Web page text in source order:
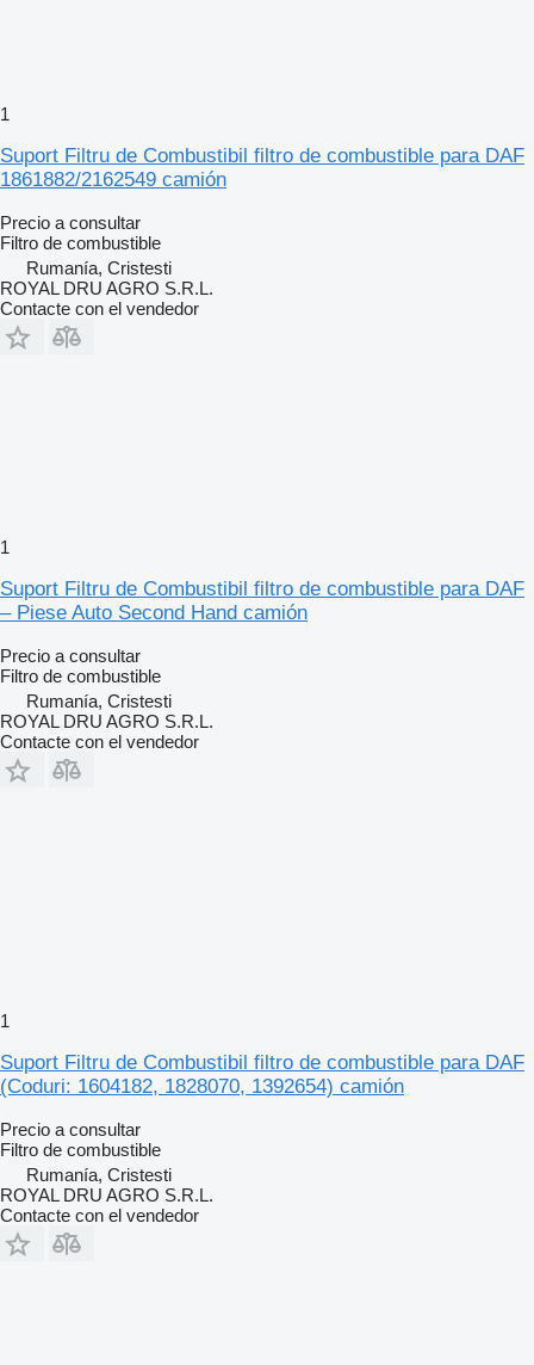
1
Suport Filtru de Combustibil filtro de combustible para DAF
1861882/2162549 camión
Precio a consultar
Filtro de combustible
Rumanía, Cristesti
ROYAL DRU AGRO S.R.L.
Contacte con el vendedor
1
Suport Filtru de Combustibil filtro de combustible para DAF
– Piese Auto Second Hand camión
Precio a consultar
Filtro de combustible
Rumanía, Cristesti
ROYAL DRU AGRO S.R.L.
Contacte con el vendedor
1
Suport Filtru de Combustibil filtro de combustible para DAF
(Coduri: 1604182, 1828070, 1392654) camión
Precio a consultar
Filtro de combustible
Rumanía, Cristesti
ROYAL DRU AGRO S.R.L.
Contacte con el vendedor